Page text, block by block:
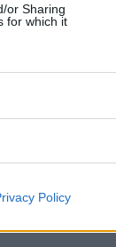
or Sharing
for which it
Policy